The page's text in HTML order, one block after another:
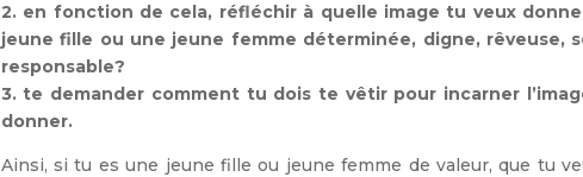
2. en fonction de cela, réfléchir à quelle image tu veux
jeune fille ou une jeune femme déterminée, digne, rêveuse,
responsable?
3. te demander comment tu dois te vêtir pour incarner
donner.
Ainsi, si tu es une jeune fille ou jeune femme de valeur, que tu